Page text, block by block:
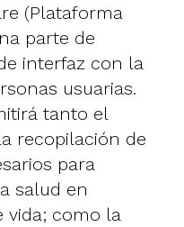
(Plataforma
parte de
interfaz con la
usuarias.
tanto el
recopilación de
para
salud en
vida; como la